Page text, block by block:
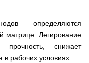
определяются
матрице. Легирование
снижает
в рабочих условиях.